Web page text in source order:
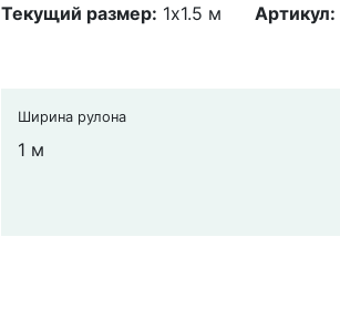
Текущий размер: 1x1.5 м Артикул:
Ширина рулона
1 м